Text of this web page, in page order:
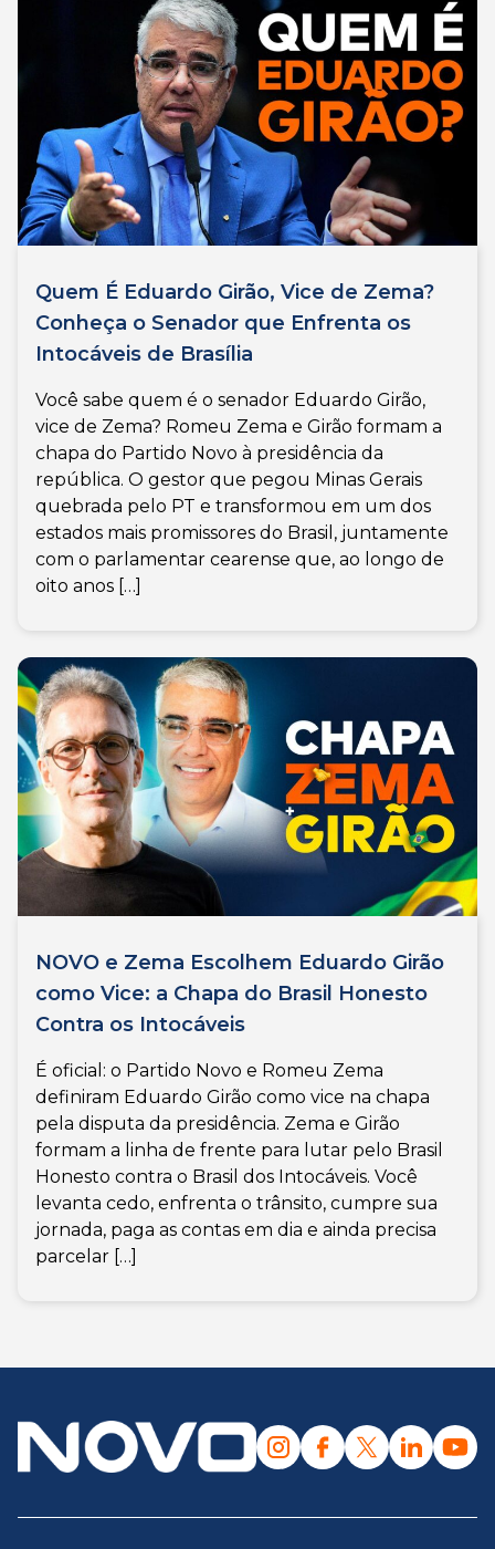
Quem É Eduardo Girão, Vice de Zema?
Conheça o Senador que Enfrenta os
Intocáveis de Brasília
Você sabe quem é o senador Eduardo Girão,
vice de Zema? Romeu Zema e Girão formam a
chapa do Partido Novo à presidência da
república. O gestor que pegou Minas Gerais
quebrada pelo PT e transformou em um dos
estados mais promissores do Brasil, juntamente
com o parlamentar cearense que, ao longo de
oito anos […]
NOVO e Zema Escolhem Eduardo Girão
como Vice: a Chapa do Brasil Honesto
Contra os Intocáveis
É oficial: o Partido Novo e Romeu Zema
definiram Eduardo Girão como vice na chapa
pela disputa da presidência. Zema e Girão
formam a linha de frente para lutar pelo Brasil
Honesto contra o Brasil dos Intocáveis. Você
levanta cedo, enfrenta o trânsito, cumpre sua
jornada, paga as contas em dia e ainda precisa
parcelar […]